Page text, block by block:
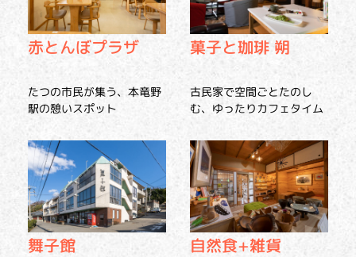
赤とんぼプラザ
たつの市民が集う、本竜野
駅の憩いスポット
菓子と珈琲 朔
古民家で空間ごとたのし
む、ゆったりカフェタイム
舞子館
自然食+雑貨